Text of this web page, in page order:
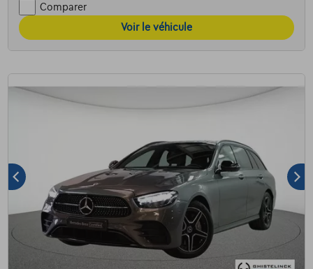
Comparer
Voir le véhicule